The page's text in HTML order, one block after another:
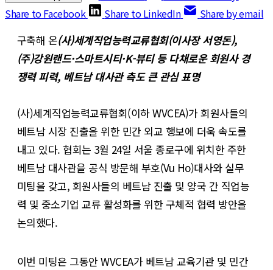
Share to Facebook
Share to LinkedIn Share by email
구축해 온(사)세계직업능력교류협회(이사장 서영돈),
(주)강원랜드·스마트시티·K-뷰티 등 다채로운 회원사 경
쟁력 피력, 베트남 대사관 측도 큰 관심 표명
(사)세계직업능력교류협회(이하 WVCEA)가 회원사들의
베트남 시장 진출을 위한 민간 외교 행보에 더욱 속도를
내고 있다. 협회는 3월 24일 서울 종로구에 위치한 주한
베트남 대사관을 공식 방문해 부호(Vu Ho)대사와 실무
미팅을 갖고, 회원사들의 베트남 진출 및 양국 간 직업능
력 및 중소기업 교류 활성화를 위한 구체적 협력 방안을
논의했다.
이번 미팅은 그동안 WVCEA가 베트남 교육기관 및 민간